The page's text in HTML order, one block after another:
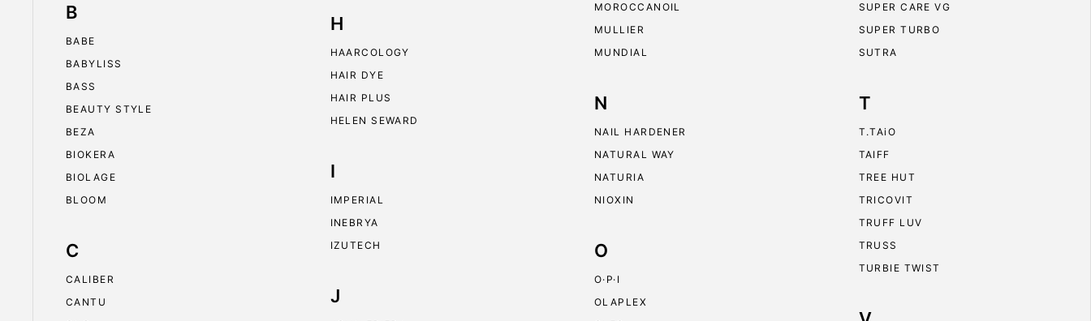
B
BABE
BABYLISS
BASS
BEAUTY STYLE
BEZA
BIOKERA
BIOLAGE
BLOOM
C
CALIBER
CANTU
H
HAARCOLOGY
HAIR DYE
HAIR PLUS
HELEN SEWARD
I
IMPERIAL
INEBRYA
IZUTECH
J
MOROCCANOIL
MULLIER
MUNDIAL
N
NAIL HARDENER
NATURAL WAY
NATURIA
NIOXIN
O
O·P·I
OLAPLEX
SUPER CARE VG
SUPER TURBO
SUTRA
T
T.TAiO
TAIFF
TREE HUT
TRICOVIT
TRUFF LUV
TRUSS
TURBIE TWIST